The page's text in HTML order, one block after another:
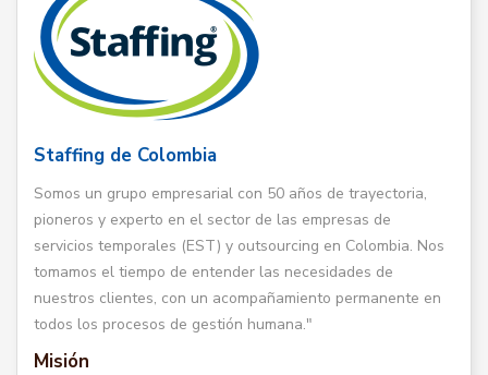
Staffing de Colombia
Somos un grupo empresarial con 50 años de trayectoria,
pioneros y experto en el sector de las empresas de
servicios temporales (EST) y outsourcing en Colombia. Nos
tomamos el tiempo de entender las necesidades de
nuestros clientes, con un acompañamiento permanente en
todos los procesos de gestión humana."
Misión